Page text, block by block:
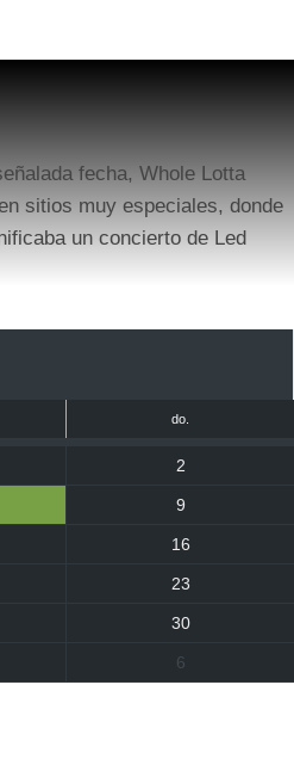
fecha, Whole Lotta
sitios muy especiales, donde
un concierto de Led
do.
2
9
16
23
30
6